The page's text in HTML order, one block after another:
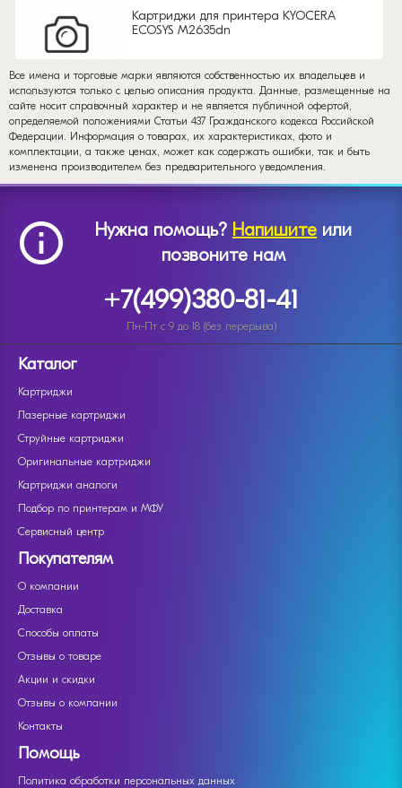
Картриджи для принтера KYOCERA
ECOSYS M2635dn
Все имена и торговые марки являются собственностью их владельцев и
используются только с целью описания продукта. Данные, размещенные на
сайте носит справочный характер и не является публичной офертой,
определяемой положениями Статьи 437 Гражданского кодекса Российской
Федерации. Информация о товарах, их характеристиках, фото и
комплектации, а также ценах, может как содержать ошибки, так и быть
изменена производителем без предварительного уведомления.
Нужна помощь? Напишите или
позвоните нам
+7(499)380-81-41
Пн-Пт с 9 до 18 (без перерыва)
Каталог
Картриджи
Лазерные картриджи
Струйные картриджи
Оригинальные картриджи
Картриджи аналоги
Подбор по принтерам и МФУ
Сервисный центр
Покупателям
О компании
Доставка
Способы оплаты
Отзывы о товаре
Акции и скидки
Отзывы о компании
Контакты
Помощь
Политика обработки персональных данных